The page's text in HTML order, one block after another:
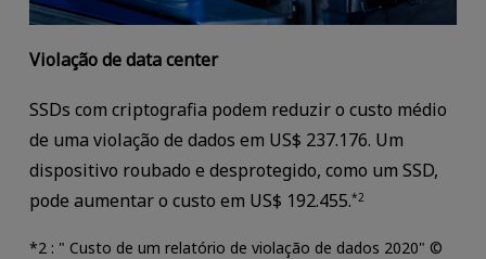
Violação de data center
SSDs com criptografia podem reduzir o custo médio
de uma violação de dados em US$ 237.176. Um
dispositivo roubado e desprotegido, como um SSD,
pode aumentar o custo em US$ 192.455.*2
*2 : " Custo de um relatório de violação de dados 2020" ©